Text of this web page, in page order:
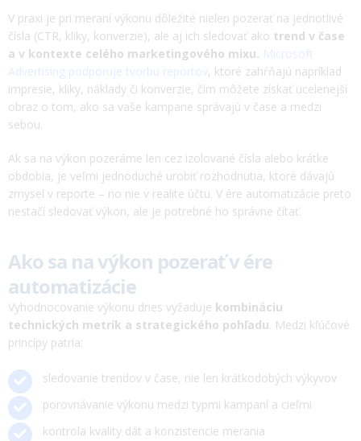
V praxi je pri meraní výkonu dôležité nielen pozerať na jednotlivé
čísla (CTR, kliky, konverzie), ale aj ich sledovať ako trend v čase
a v kontexte celého marketingového mixu. Microsoft
Advertising podporuje tvorbu reportov, ktoré zahŕňajú napríklad
impresie, kliky, náklady či konverzie, čím môžete získať ucelenejší
obraz o tom, ako sa vaše kampane správajú v čase a medzi
sebou.
Ak sa na výkon pozeráme len cez izolované čísla alebo krátke
obdobia, je veľmi jednoduché urobiť rozhodnutia, ktoré dávajú
zmysel v reporte – no nie v realite účtu. V ére automatizácie preto
nestačí sledovať výkon, ale je potrebné ho správne čítať.
Ako sa na výkon pozerať v ére
automatizácie
Vyhodnocovanie výkonu dnes vyžaduje kombináciu
technických metrík a strategického pohľadu. Medzi kľúčové
princípy patria:
sledovanie trendov v čase, nie len krátkodobých výkyvov
porovnávanie výkonu medzi typmi kampaní a cieľmi
kontrola kvality dát a konzistencie merania